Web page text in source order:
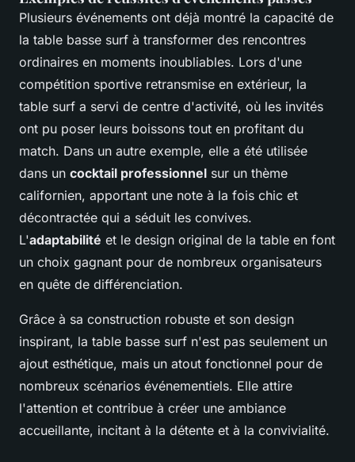
Plusieurs événements ont déjà montré la capacité de
la table basse surf à transformer des rencontres
ordinaires en moments inoubliables. Lors d'une
compétition sportive retransmise en extérieur, la
table surf a servi de centre d'activité, où les invités
ont pu poser leurs boissons tout en profitant du
match. Dans un autre exemple, elle a été utilisée
dans un cocktail professionnel sur un thème
californien, apportant une note à la fois chic et
décontractée qui a séduit les convives.
L'adaptabilité et le design original de la table en font
un choix gagnant pour de nombreux organisateurs
en quête de différenciation.
Grâce à sa construction robuste et son design
inspirant, la table basse surf n'est pas seulement un
ajout esthétique, mais un atout fonctionnel pour de
nombreux scénarios événementiels. Elle attire
l'attention et contribue à créer une ambiance
accueillante, incitant à la détente et à la convivialité.